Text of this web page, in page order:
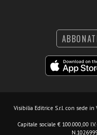
Visibilia Editrice S.r.l. con sede in
Capitale sociale € 100.000,00